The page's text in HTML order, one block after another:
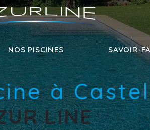
NOS PISCINES SAVOIR-
à
LINE